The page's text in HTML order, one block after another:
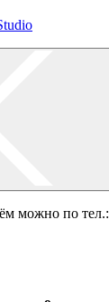
можно по тел.: